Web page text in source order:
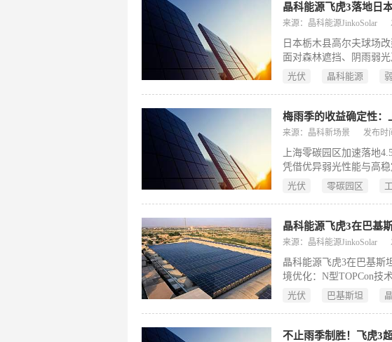
晶科能源飞虎3落地日
来源：晶科能源JinkoSolar
日本栃木县高尔夫球场
面对森林遮挡、阴雨弱
率、24.8%高效率、
光伏 晶科能源
梅雨季的收益确定性
来源：晶科新场景 发布时
上海零碳园区加速落地
凭借优异弱光性能与高
自用率达90%，投资回
光伏 零碳园区
来源：晶科能源JinkoSolar
晶科能源飞虎3在巴基斯
境优化：N型TOPCon技
及优异弱光性能。同步
光伏 巴基斯坦
不止雨季制胜！飞虎3